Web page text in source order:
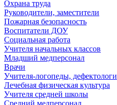
Охрана труда
Руководители, заместители
Пожарная безопасность
Воспитатели ДОУ
Социальная работа
Учителя начальных классов
Младший медперсонал
Врачи
Учителя-логопеды, дефектологи
Лечебная физическая культура
Учителя средней школы
Средний медперсонал